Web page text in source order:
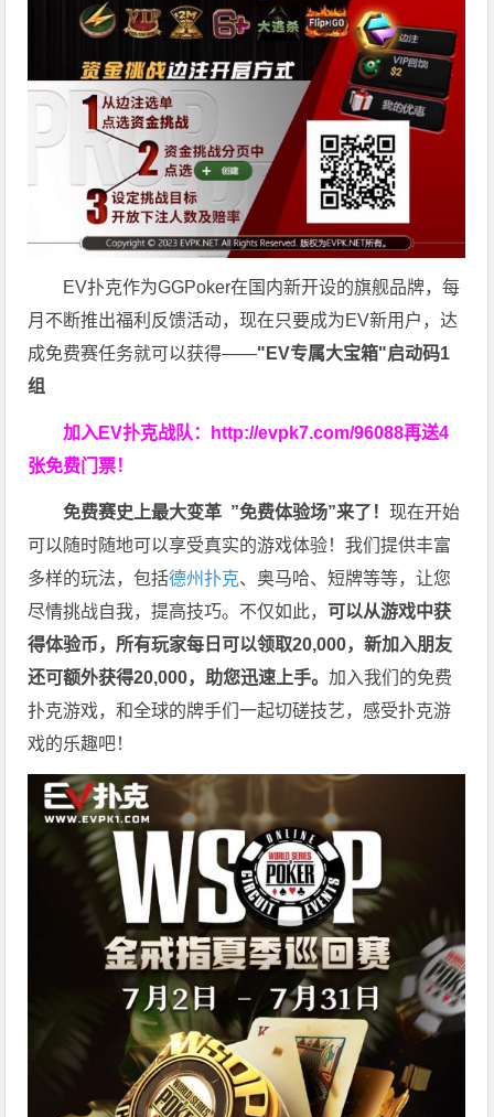
EV扑克作为GGPoker在国内新开设的旗舰品牌，每
月不断推出福利反馈活动，现在只要成为EV新用户，达
成免费赛任务就可以获得——"EV专属大宝箱"启动码1
组
加入EV扑克战队： http://evpk7.com/96088再送4
张免费门票！
免费赛史上最大变革 ”免费体验场”来了！现在开始
可以随时随地可以享受真实的游戏体验！我们提供丰富
多样的玩法，包括德州扑克、奥马哈、短牌等等，让您
尽情挑战自我，提高技巧。不仅如此， 可以从游戏中获
得体验币，所有玩家每日可以领取20,000，新加入朋友
还可额外获得20,000，助您迅速上手。加入我们的免费
扑克游戏，和全球的牌手们一起切磋技艺，感受扑克游
戏的乐趣吧！